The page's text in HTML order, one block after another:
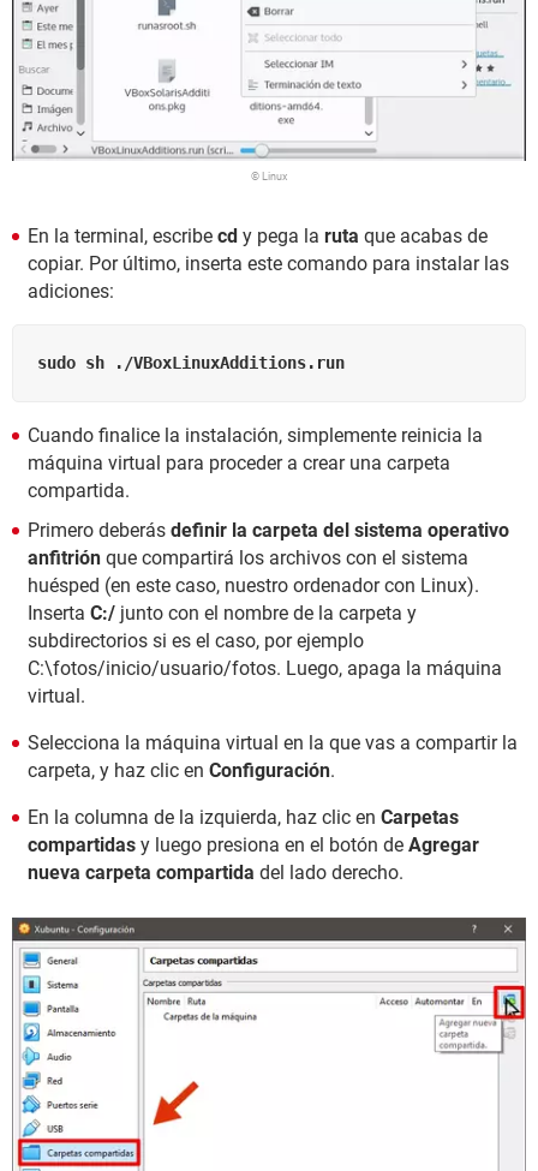
© Linux
En la terminal, escribe cd y pega la ruta que acabas de
copiar. Por último, inserta este comando para instalar las
adiciones:
sudo sh ./VBoxLinuxAdditions.run
Cuando finalice la instalación, simplemente reinicia la
máquina virtual para proceder a crear una carpeta
compartida.
Primero deberás definir la carpeta del sistema operativo
anfitrión que compartirá los archivos con el sistema
huésped (en este caso, nuestro ordenador con Linux).
Inserta C:/ junto con el nombre de la carpeta y
subdirectorios si es el caso, por ejemplo
C:\fotos/inicio/usuario/fotos. Luego, apaga la máquina
virtual.
Selecciona la máquina virtual en la que vas a compartir la
carpeta, y haz clic en Configuración.
En la columna de la izquierda, haz clic en Carpetas
compartidas y luego presiona en el botón de Agregar
nueva carpeta compartida del lado derecho.